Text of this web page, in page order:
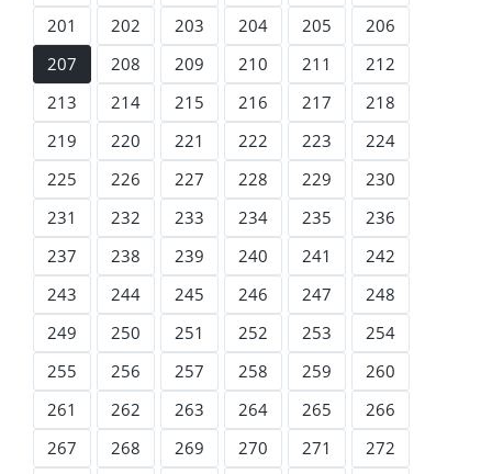
201
202 203 204 205
206
207
208 209 210 211
212
213
214 215 216 217
218
219
220 221 222 223
224
225
226 227 228 229
230
231
232 233 234 235
236
237
238 239 240 241
242
243
244 245 246 247
248
249
250 251 252 253
254
255
256 257 258 259
260
261
262 263 264 265
266
267
268 269 270 271
272